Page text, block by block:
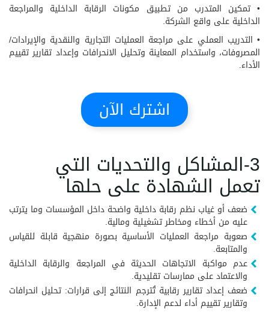
• تمكين المتدرب من تطبيق مكونات الرقابة الداخلية والمراجعة
الداخلية على واقع الشركة.
• التدريب العملي على مراجعة العمليات التجارية والنقدية والإيرادات/
المصروفات، واستخدام المعاينة وتحليل الانحرافات وإعداد تقارير تقييم
الأداء.
اشترك الآن
3-المشاكل والتحديات التي
تعمل الشهادة على حلها
ضعف أو غياب نظم رقابة داخلية واضحة داخل المؤسسات وما يترتب
عليه من أخطاء ومخاطر تشغيلية ومالية.
صعوبة مراجعة العمليات الأساسية بصورة منهجية قابلة للقياس
والمتابعة.
عدم مواكبة الاتجاهات الحديثة في المراجعة والرقابة الداخلية
والاعتماد على ممارسات تقليدية.
ضعف إعداد تقارير رقابية تُترجم النتائج إلى قرارات: تحليل انحرافات
وتقارير تقييم أداء لدعم الإدارة.